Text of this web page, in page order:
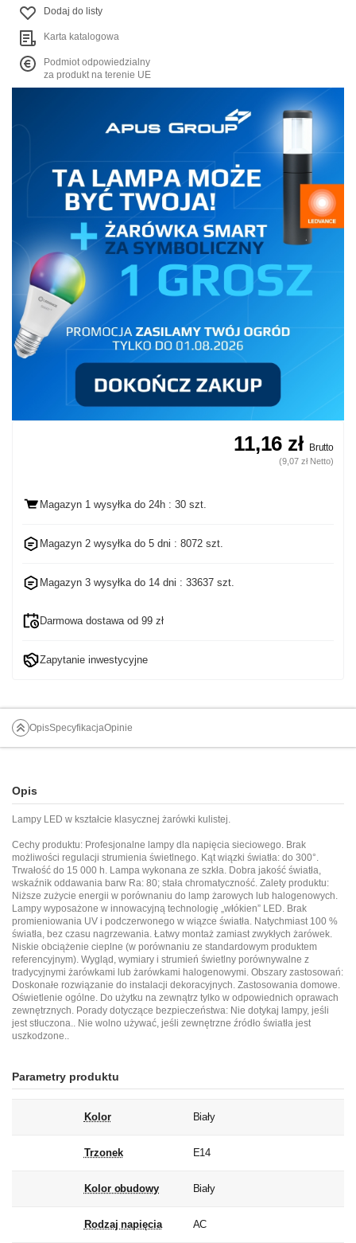
Dodaj do listy
Karta katalogowa
Podmiot odpowiedzialny
za produkt na terenie UE
11,16 zł Brutto
(9,07 zł Netto)
Magazyn 1 wysyłka do 24h : 30 szt.
Magazyn 2 wysyłka do 5 dni : 8072 szt.
Magazyn 3 wysyłka do 14 dni : 33637 szt.
Darmowa dostawa od 99 zł
Zapytanie inwestycyjne
OpisSpecyfikacjaOpinie
Opis
Lampy LED w kształcie klasycznej żarówki kulistej.
Cechy produktu: Profesjonalne lampy dla napięcia sieciowego. Brak
możliwości regulacji strumienia świetlnego. Kąt wiązki światła: do 300°.
Trwałość do 15 000 h. Lampa wykonana ze szkła. Dobra jakość światła,
wskaźnik oddawania barw Ra: 80; stała chromatyczność. Zalety produktu:
Niższe zużycie energii w porównaniu do lamp żarowych lub halogenowych.
Lampy wyposażone w innowacyjną technologię „włókien” LED. Brak
promieniowania UV i podczerwonego w wiązce światła. Natychmiast 100 %
światła, bez czasu nagrzewania. Łatwy montaż zamiast zwykłych żarówek.
Niskie obciążenie cieplne (w porównaniu ze standardowym produktem
referencyjnym). Wygląd, wymiary i strumień świetlny porównywalne z
tradycyjnymi żarówkami lub żarówkami halogenowymi. Obszary zastosowań:
Doskonałe rozwiązanie do instalacji dekoracyjnych. Zastosowania domowe.
Oświetlenie ogólne. Do użytku na zewnątrz tylko w odpowiednich oprawach
zewnętrznych. Porady dotyczące bezpieczeństwa: Nie dotykaj lampy, jeśli
jest stłuczona.. Nie wolno używać, jeśli zewnętrzne źródło światła jest
uszkodzone..
Parametry produktu
Kolor Biały
Trzonek E14
Kolor obudowy Biały
Rodzaj napięcia AC